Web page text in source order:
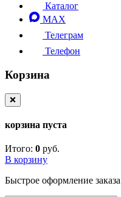
Каталог
MAX
Телеграм
Телефон
Корзина
❌
корзина пуста
Итого: 0 руб.
В корзину
Быстрое оформление заказа